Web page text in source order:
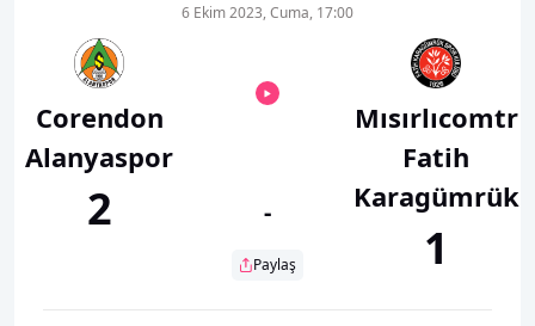
Corendon
Alanyaspor
2
6 Ekim 2023, Cuma, 17:00
-
Paylaş
Mısırlıcomtr
Fatih
Karagümrük
1